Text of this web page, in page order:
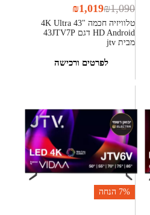
טלוויזיה חכמה "43 4K Ultra
HD Android דגם 43JTV7P
מבית jtv
₪1,090
₪1,019
לפרטים ורכישה
7% הנחה